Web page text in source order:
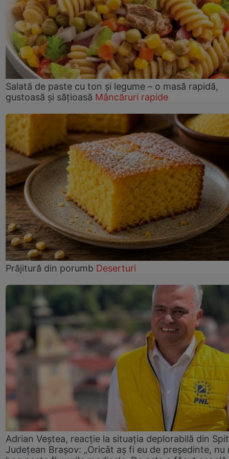
Salată de paste cu ton și legume – o masă rapidă,
gustoasă și sățioasă Mâncăruri rapide
Prăjitură din porumb Deserturi
Adrian Veștea, reacție la situația deplorabilă din
Județean Brașov: „Oricât aș fi eu de președinte, nu